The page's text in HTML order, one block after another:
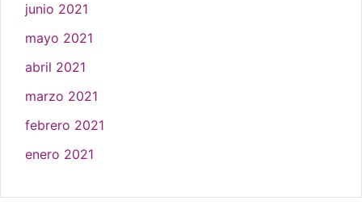
junio 2021
mayo 2021
abril 2021
marzo 2021
febrero 2021
enero 2021